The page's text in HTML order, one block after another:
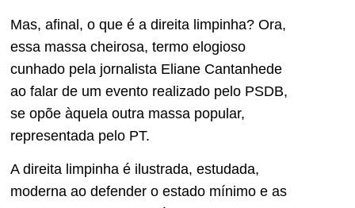
Mas, afinal, o que é a direita limpinha? Ora,
essa massa cheirosa, termo elogioso
cunhado pela jornalista Eliane Cantanhede
ao falar de um evento realizado pelo PSDB,
se opõe àquela outra massa popular,
representada pelo PT.
A direita limpinha é ilustrada, estudada,
moderna ao defender o estado mínimo e as